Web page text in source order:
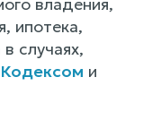
ипотека,
случаях,
и